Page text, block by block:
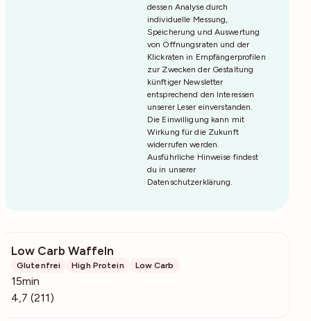
dessen Analyse durch
individuelle Messung,
Speicherung und Auswertung
von Öffnungsraten und der
Klickraten in Empfängerprofilen
zur Zwecken der Gestaltung
künftiger Newsletter
entsprechend den Interessen
unserer Leser einverstanden.
Die Einwilligung kann mit
Wirkung für die Zukunft
widerrufen werden.
Ausführliche Hinweise findest
du in unserer
Datenschutzerklärung.
Low Carb Waffeln
Glutenfrei High Protein Low Carb
15min
4,7 (211)